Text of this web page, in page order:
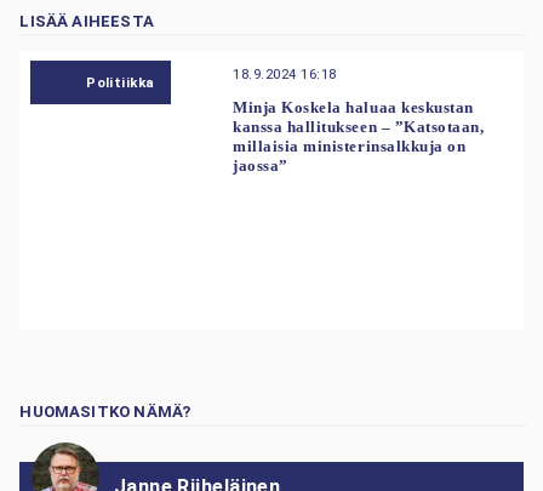
LISÄÄ AIHEESTA
Politiikka 18.9.2024 16:18
Minja Koskela haluaa keskustan
kanssa hallitukseen – ”Katsotaan,
millaisia ministerinsalkkuja on
jaossa”
HUOMASITKO NÄMÄ?